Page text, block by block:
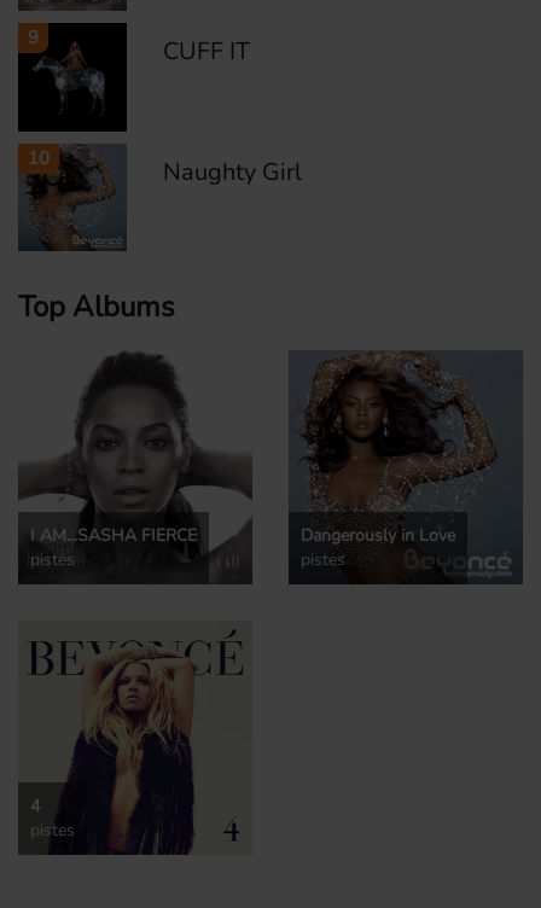
9 CUFF IT
10 Naughty Girl
Top Albums
I AM...SASHA FIERCE
pistes
Dangerously in Love
pistes
4
pistes